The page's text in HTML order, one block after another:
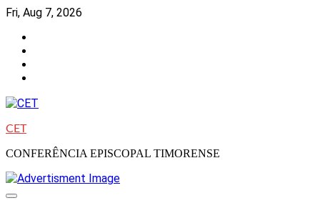
Skip
content
Fri, Aug 7, 2026
CET
CONFERÊNCIA EPISCOPAL TIMORENSE